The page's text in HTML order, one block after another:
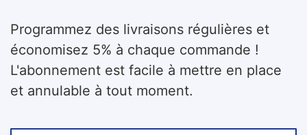
Programmez des livraisons régulières et
économisez 5% à chaque commande !
L'abonnement est facile à mettre en place
et annulable à tout moment.